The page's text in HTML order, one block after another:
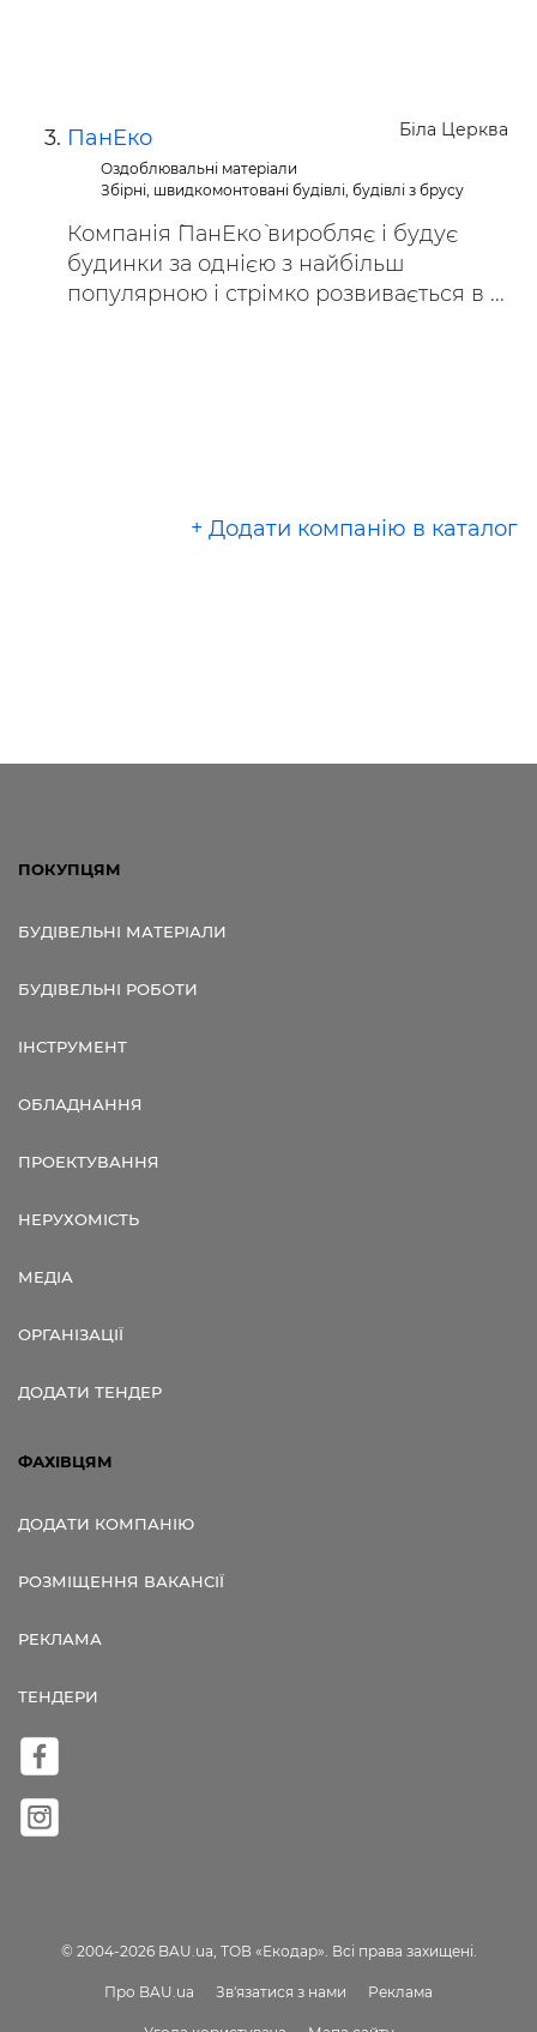
Біла Церква
ПанЕко
Оздоблювальні матеріали
Збірні, швидкомонтовані будівлі, будівлі з брусу
Компанія `ПанЕко` виробляє і будує
будинки за однією з найбільш
популярною і стрімко розвивається в ...
+ Додати компанію в каталог
ПОКУПЦЯМ
БУДІВЕЛЬНІ МАТЕРІАЛИ
БУДІВЕЛЬНІ РОБОТИ
ІНСТРУМЕНТ
ОБЛАДНАННЯ
ПРОЕКТУВАННЯ
НЕРУХОМІСТЬ
МЕДІА
ОРГАНІЗАЦІЇ
ДОДАТИ ТЕНДЕР
ФАХІВЦЯМ
ДОДАТИ КОМПАНІЮ
РОЗМІЩЕННЯ ВАКАНСІЇ
РЕКЛАМА
ТЕНДЕРИ
© 2004-2026 BAU.ua, ТОВ «Екодар». Всі права захищені.
Про BAU.ua Зв'язатися з нами Реклама